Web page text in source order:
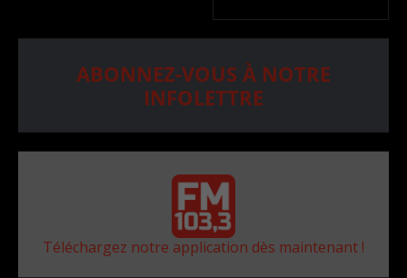
ABONNEZ-VOUS À NOTRE
INFOLETTRE
Téléchargez notre application dès maintenant !